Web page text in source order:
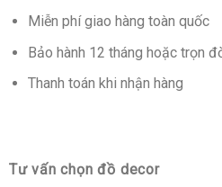
Miễn phí giao hàng toàn quốc
Bảo hành 12 tháng hoặc trọn
Thanh toán khi nhận hàng
Tư vấn chọn đồ decor